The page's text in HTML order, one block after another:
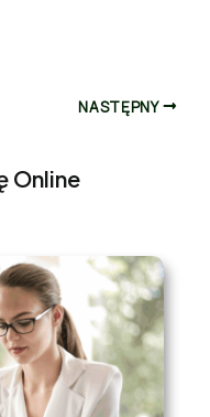
NASTĘPNY
Online